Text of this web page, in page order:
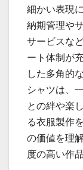
細かい表現
納期管理や
サービスな
ート体制が
した多角的
シャツは、
との絆や楽
る衣服製作
の価値を理
度の高い作